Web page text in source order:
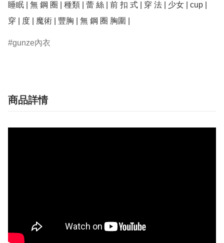
睡眠 | 無 鋼 圈 | 種類 | 蕾 絲 | 前 扣 式 | 穿 法 | 少女 | cup |
穿 | 度 | 魔術 | 豐胸 | 無 鋼 圈 胸圍 |
gunze內衣
商品詳情